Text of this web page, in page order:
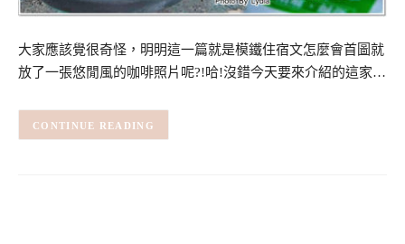
大家應該覺很奇怪，明明這一篇就是模鐵住宿文怎麼會首圖就
放了一張悠閒風的咖啡照片呢?!哈!沒錯今天要來介紹的這家…
CONTINUE READING